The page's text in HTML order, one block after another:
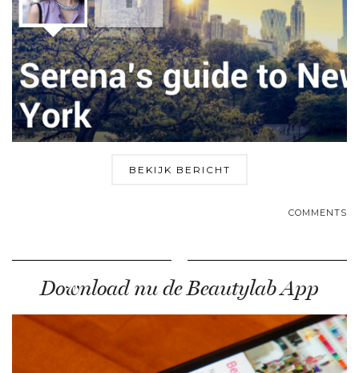
BEKIJK BERICHT
COMMENTS
Download nu de Beautylab App